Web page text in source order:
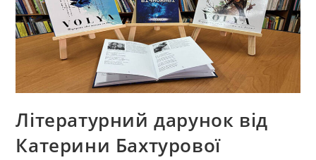
Літературний дарунок від
Катерини Бахтурової